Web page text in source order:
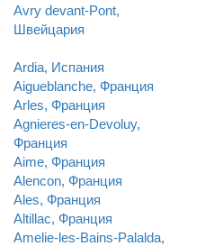
Avry devant-Pont,
Швейцария
Ardia, Испания
Aigueblanche, Франция
Arles, Франция
Agnieres-en-Devoluy,
Франция
Aime, Франция
Alencon, Франция
Ales, Франция
Altillac, Франция
Amelie-les-Bains-Palalda,